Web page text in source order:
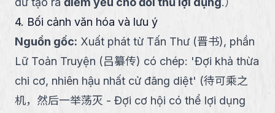
4. Bối cảnh văn hóa và lưu ý
Nguồn gốc: Xuất phát từ Tấn Thư (晋书), phần
Lữ Toản Truyện (吕纂传) có chép: 'Đợi khả thừa
chi cơ, nhiên hậu nhất cử đãng diệt' (待可乘之
机，然后一举荡灭 - Đợi cơ hội có thể lợi dụng